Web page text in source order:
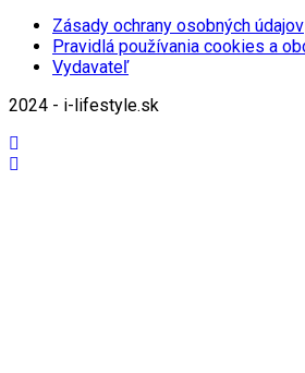
Zásady ochrany osobných údajov
Pravidlá používania cookies a
Vydavateľ
2024 - i-lifestyle.sk